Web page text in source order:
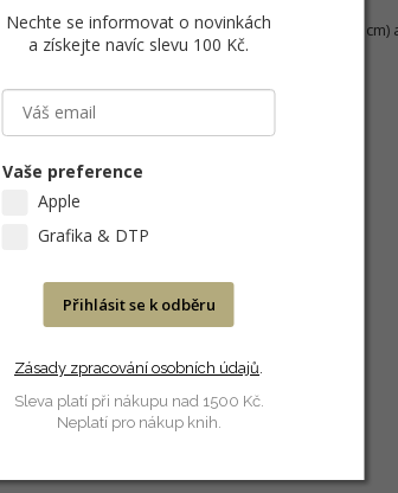
role
Tecco Roll-Up Display 600 (60 cm)
Nechte se informovat o novinkách
a získejte navíc slevu 100 Kč.
Vaše preference
Apple
Grafika & DTP
Přihlásit se k odběru
Zásady zpracování osobních údajů.
Sleva platí při nákupu nad 1500 Kč.
Neplatí pro nákup knih.